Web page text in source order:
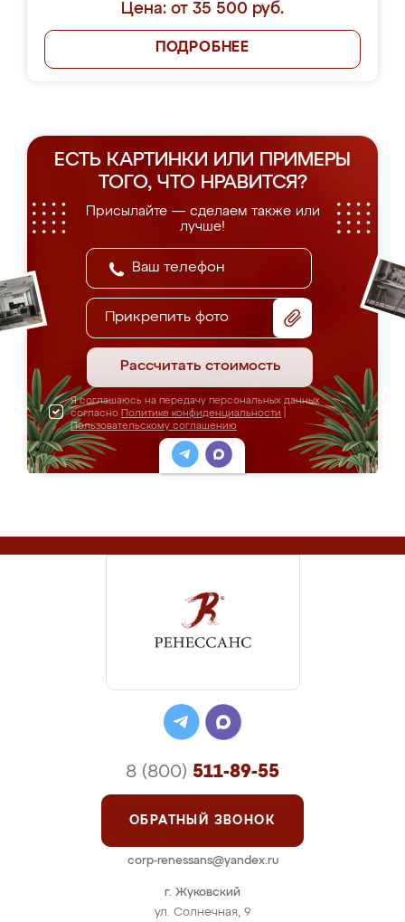
Цена: от 35 500 руб.
ПОДРОБНЕЕ
ЕСТЬ КАРТИНКИ ИЛИ ПРИМЕРЫ
ТОГО, ЧТО НРАВИТСЯ?
Присылайте — сделаем также или
лучше!
Прикрепить фото
Рассчитать стоимость
Я соглашаюсь на передачу персональных данных
согласно Политике конфиденциальности
Пользовательскому соглашению
г. Жуковский
ул. Солнечная, 9
8 (800) 511-89-55
ОБРАТНЫЙ ЗВОНОК
corp-renessans@yandex.ru